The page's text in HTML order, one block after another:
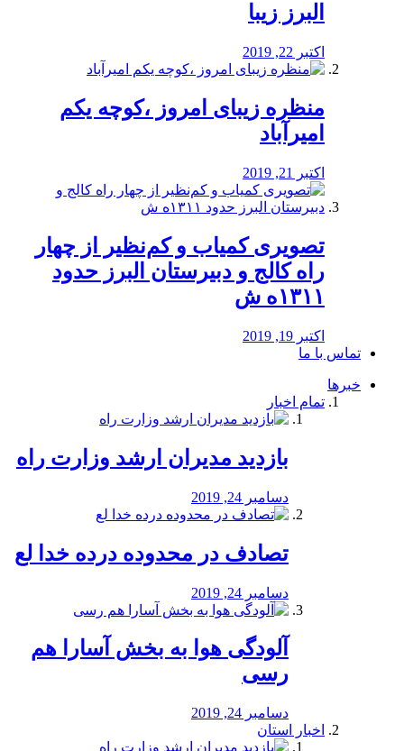
البرز زیبا
اکتبر 22, 2019
منظره‌‌ زیبای امروز ،کوچه یکم
امیرآباد
اکتبر 21, 2019
️تصویری کمیاب و کم‌نظیر از چهار
راه كالج و دبيرستان البرز حدود
۱۳۱۱ه ش
اکتبر 19, 2019
تماس با ما
خبرها
تمام اخبار
بازدید مدیران ارشد وزارت راه
دسامبر 24, 2019
تصادف در محدوده درده خدا لع
دسامبر 24, 2019
آلودگی هوا به بخش آسارا هم
رسی
دسامبر 24, 2019
اخبار استان